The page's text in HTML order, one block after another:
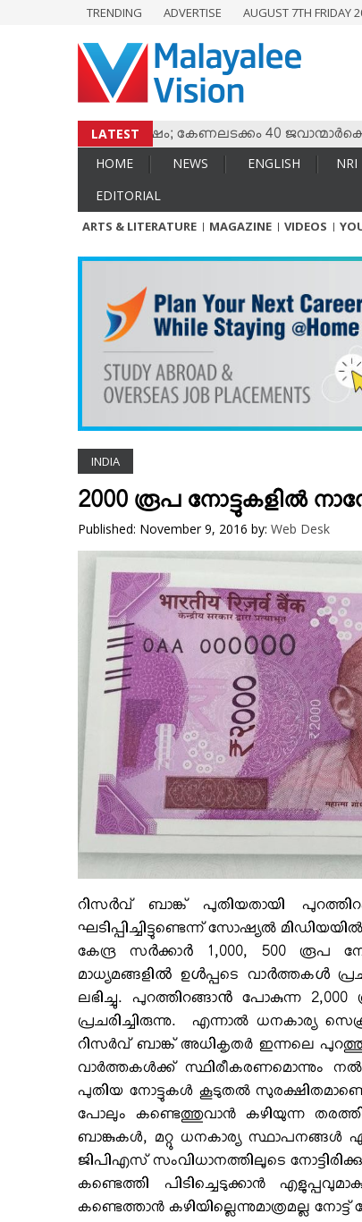
ENTERTAINMENT
TECH & AUTO
ARTS & LITERATURE
TRENDING ADVERTISE AUGUST 7TH FRIDAY
LATEST
സംഘര്‍ഷം; കേണലടക്കം 40
HOME NEWS ENGLISH NRI
EDITORIAL
ARTS & LITERATURE MAGAZINE VIDEOS
INDIA
2000 രൂപ നോട്ടുകളില്‍
Published: November 9, 2016 by: Web Desk
റിസർവ് ബാങ്ക് പുതിയതായി
ഘടിപ്പിച്ചിട്ടുണ്ടെന്ന് സോഷ്യല്‍
കേന്ദ്ര സർക്കാർ 1,000, 500 രൂപ
മാധ്യമങ്ങളിൽ ഉൾപ്പടെ വാർത്തകൾ
ലഭിച്ചു. പുറത്തിറങ്ങാൻ പോകുന്ന
പ്രചരിച്ചിരുന്നു. എന്നാല്‍ ധനകാര്യ
റിസര്‍വ് ബാങ്ക് അധികൃതര്‍ ഇന്നലെ
വാര്‍ത്തകള്‍ക്ക് സ്ഥിരീകരണമൊന്നും
പുതിയ നോട്ടുകള്‍ കൂടുതല്‍ സുരക്ഷിതമാണെന്ന്
പോലും കണ്ടെത്തുവാന്‍ കഴിയുന്ന
ബാങ്കുകള്‍, മറ്റു ധനകാര്യ സ്ഥാപനങ്ങള്‍
ജിപിഎസ് സംവിധാനത്തിലൂടെ
കണ്ടെത്തി പിടിച്ചെടുക്കാന്‍
കണ്ടെത്താന്‍ കഴിയില്ലെന്നുമാത്രമല്ല